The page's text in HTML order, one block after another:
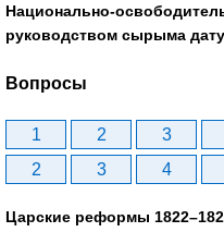
Национально-
руководством сырыма
Вопросы
1 2 3
2
3 4
Царские реформы